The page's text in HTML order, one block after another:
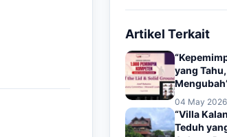
Artikel Terkait
yang
04 May 2026
“Villa
Teduh